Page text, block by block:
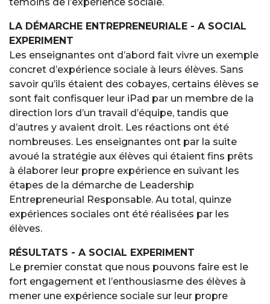
LA DÉMARCHE ENTREPRENEURIALE - A SOCIAL
EXPERIMENT
Les enseignantes ont d’abord fait vivre un exemple
concret d’expérience sociale à leurs élèves. Sans
savoir qu’ils étaient des cobayes, certains élèves se
sont fait confisquer leur iPad par un membre de la
direction lors d’un travail d’équipe, tandis que
d’autres y avaient droit. Les réactions ont été
nombreuses. Les enseignantes ont par la suite
avoué la stratégie aux élèves qui étaient fins prêts
à élaborer leur propre expérience en suivant les
étapes de la démarche de Leadership
Entrepreneurial Responsable. Au total, quinze
expériences sociales ont été réalisées par les
élèves.
RÉSULTATS - A SOCIAL EXPERIMENT
Le premier constat que nous pouvons faire est le
fort engagement et l’enthousiasme des élèves à
mener une expérience sociale sur leur propre